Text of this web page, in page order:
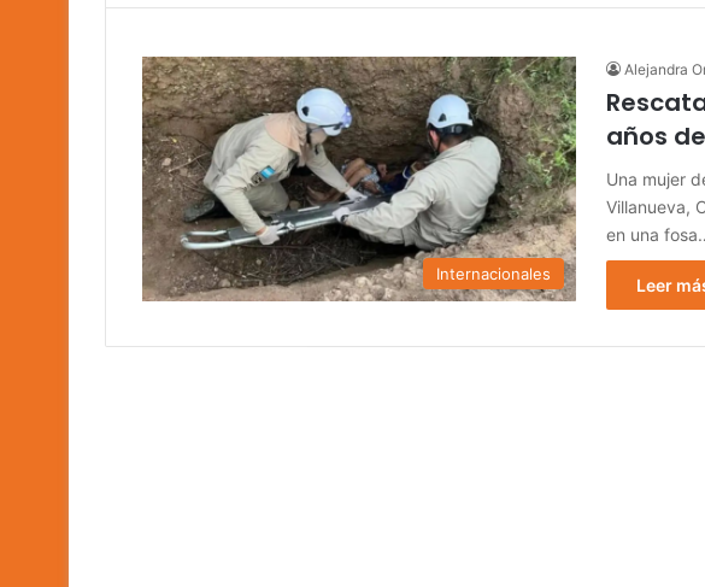
Internacionales
Alejandra
años
Una mujer
Villanueva,
en una
Leer